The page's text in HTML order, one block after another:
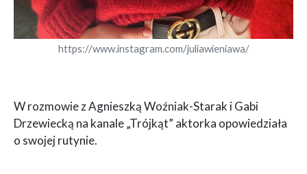
https://www.instagram.com/juliawieniawa/
W rozmowie z Agnieszką Woźniak-Starak i Gabi
Drzewiecką na kanale „Trójkąt” aktorka opowiedziała
o swojej rutynie.